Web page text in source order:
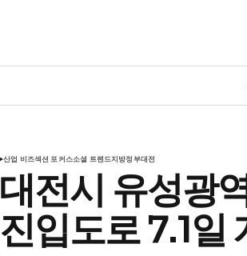
산업 비즈섹션 포커스소셜 트렌드지방정부대전
대전시 유성광
진입도로 7.1일